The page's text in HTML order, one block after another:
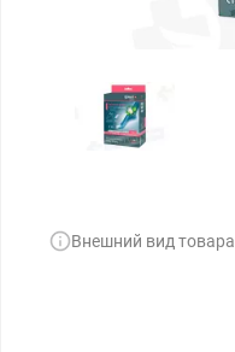
Внешний вид